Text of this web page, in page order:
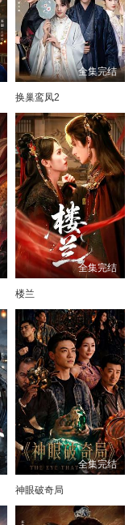
全集完结
换巢鸾凤2
全集完结
楼兰
全集完结
神眼破奇局